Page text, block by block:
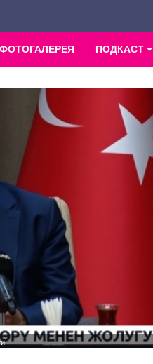
ФОТОГАЛЕРЕЯ ПОДКАСТ